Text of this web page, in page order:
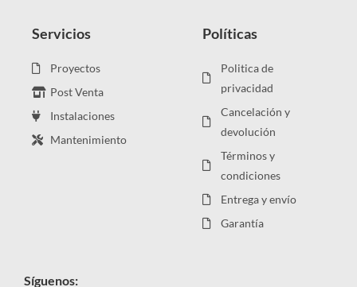
Servicios
Proyectos
Post Venta
Instalaciones
Mantenimiento
Políticas
Politica de
privacidad
Cancelación y
devolución
Términos y
condiciones
Entrega y envío
Garantía
Síguenos: